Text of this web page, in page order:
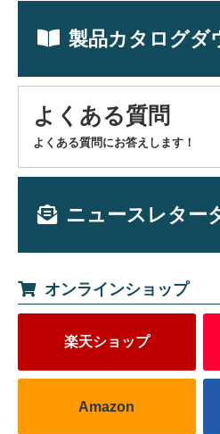
製品カタログダ
よくある質問
よくある質問にお答えします！
ニュースレター
オンラインショップ
楽天ショップ
Amazon